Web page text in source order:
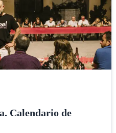
Calendario de